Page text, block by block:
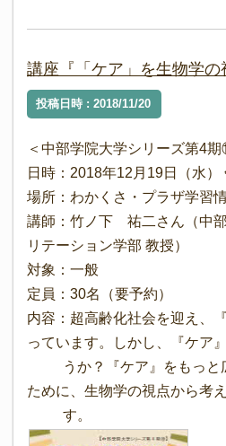
講座『「ケア」を生物学の
投稿日時 : 2018/11/20
＜中部学院大学シリーズ第4
日時：2018年12月19日（水
場所：わかくさ・プラザ学習
講師：竹ノ下 祐二さん（中
リテーション学部 教授）
対象：一般
定員：30名（要予約）
内容：超高齢化社会を迎え、
っています。しかし、『ケア
うか？『ケア』をもっと
ために、生物学の視点から考
す。